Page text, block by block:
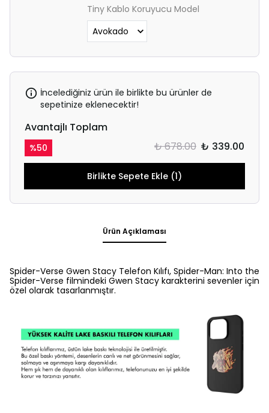
Tiny Kablo Koruyucu Model
İncelediğiniz ürün ile birlikte bu ürünler de
sepetinize eklenecektir!
Avantajlı Toplam
%50 ₺ 678.00 ₺ 339.00
Birlikte Sepete Ekle (1)
Ürün Açıklaması
Spider-Verse Gwen Stacy Telefon Kılıfı, Spider-Man: Into the
Spider-Verse filmindeki Gwen Stacy karakterini sevenler için
özel olarak tasarlanmıştır.